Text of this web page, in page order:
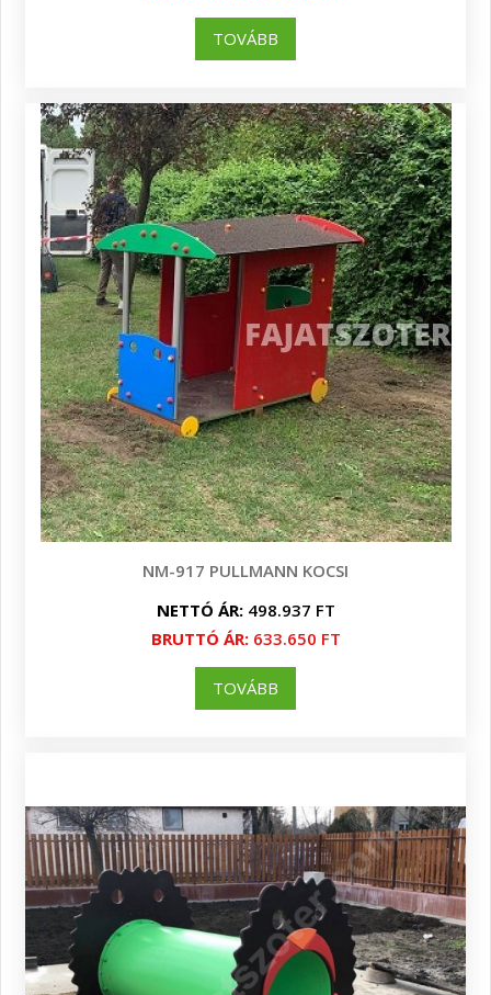
TOVÁBB
NM-917 PULLMANN KOCSI
NETTÓ ÁR:498.937 FT
BRUTTÓ ÁR:633.650 FT
TOVÁBB